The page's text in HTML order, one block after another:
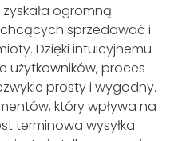
ogromną
sprzedawać i
Dzięki intuicyjnemu
użytkowników, proces
prosty i wygodny.
który wpływa na
terminowa wysyłka